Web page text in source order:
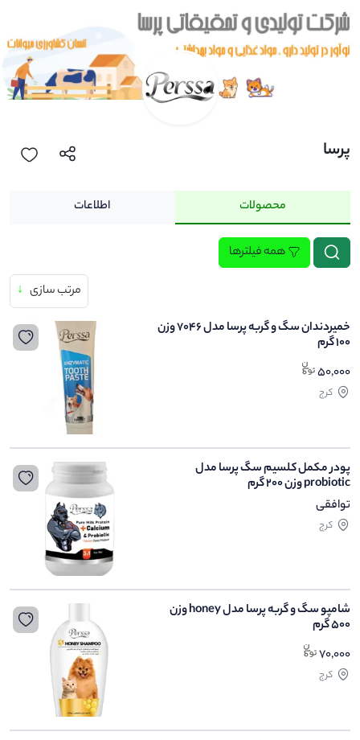
پرسا
محصولات اطلاعات
همه فیلترها
مرتب سازی ↓
خمیردندان سگ و گربه پرسا مدل 7046 وزن
۱۰۰ گرم
50,000
کرج
پودر مکمل کلسیم سگ پرسا مدل
probiotic وزن 200 گرم
توافقی
کرج
شامپو سگ و گربه پرسا مدل honey وزن
500 گرم
70,000
کرج